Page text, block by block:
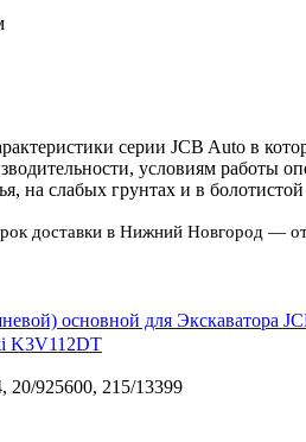
серии JCB Auto в
условиям работы
на слабых грунтах и в
доставки в Нижний Новгород —
K3V112DT
20/925600, 215/13399